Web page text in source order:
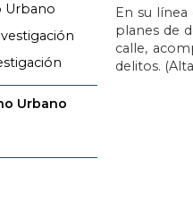
Urbano
Urbano
En su
planes de
calle,
delitos.